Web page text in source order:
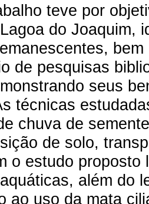
teve por
do Joaquim,
de pesquisas
seus
técnicas
chuva de
de solo,
o estudo
além do
ao uso da mata